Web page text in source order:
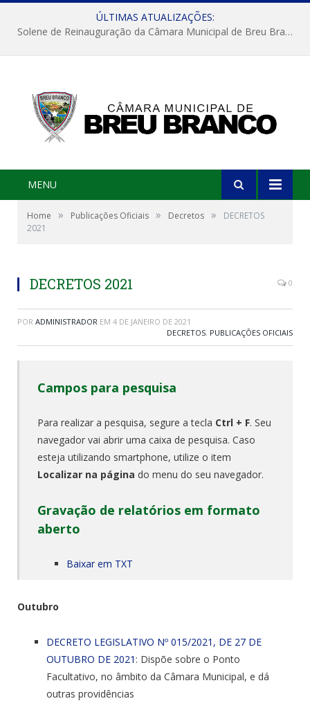
ÚLTIMAS ATUALIZAÇÕES:
Solene de Reinauguração da Câmara Municipal de Breu Branco
MENU
Home » Publicações Oficiais » Decretos »
DECRETOS
2021
DECRETOS 2021 0
POR ADMINISTRADOR EM 4 DE JANEIRO DE 2021
DECRETOS, PUBLICAÇÕES OFICIAIS
Campos para pesquisa
Para realizar a pesquisa, segure a tecla Ctrl + F. Seu
navegador vai abrir uma caixa de pesquisa. Caso
esteja utilizando smartphone, utilize o item
Localizar na página do menu do seu navegador.
Gravação de relatórios em formato
aberto
Baixar em TXT
Outubro
DECRETO LEGISLATIVO Nº 015/2021, DE 27 DE
OUTUBRO DE 2021 : Dispõe sobre o Ponto
Facultativo, no âmbito da Câmara Municipal, e dá
outras providências